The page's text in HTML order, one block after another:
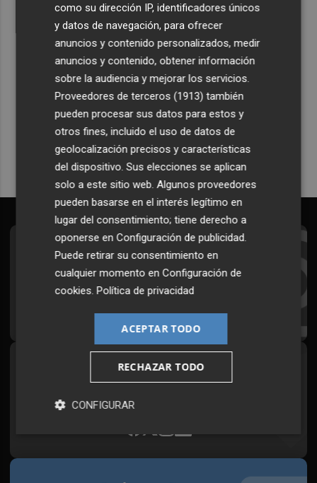
Recibe toda la actualidad de
Plaza Podcast en tu correo
Quiero suscribirme
Suscríbete al Boletín
Todos los días a primera hora en tu email
¡Quiero suscribirme!
Síguenos en redes
como su dirección IP, identificadores únicos
y datos de navegación, para ofrecer
anuncios y contenido personalizados, medir
anuncios y contenido, obtener información
sobre la audiencia y mejorar los servicios.
Proveedores de terceros (1913) también
pueden procesar sus datos para estos y
otros fines, incluido el uso de datos de
geolocalización precisos y características
del dispositivo. Sus elecciones se aplican
solo a este sitio web. Algunos proveedores
pueden basarse en el interés legítimo en
lugar del consentimiento; tiene derecho a
oponerse enConfiguración de publicidad
Puede retirar su consentimiento en
cualquier momento enConfiguración de
cookies .Política de privacidad
ACEPTAR TODO
RECHAZAR TODO
CONFIGURAR